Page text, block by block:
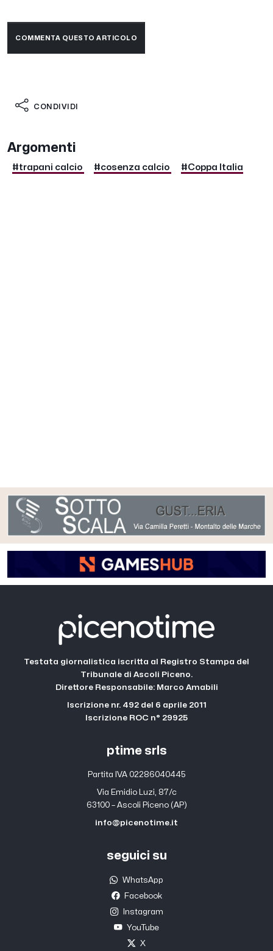
COMMENTA QUESTO ARTICOLO
CONDIVIDI
Argomenti
#trapani calcio #cosenza calcio #Coppa Italia
Testata giornalistica iscritta al Registro Stampa del
Tribunale di Ascoli Piceno.
Direttore Responsabile: Marco Amabili
Iscrizione nr. 492 del 6 aprile 2011
Iscrizione ROC n° 29925
ptime srls
Partita IVA 02286040445
Via Emidio Luzi, 87/c
63100 – Ascoli Piceno (AP)
info@picenotime.it
seguici su
WhatsApp
Facebook
Instagram
YouTube
X